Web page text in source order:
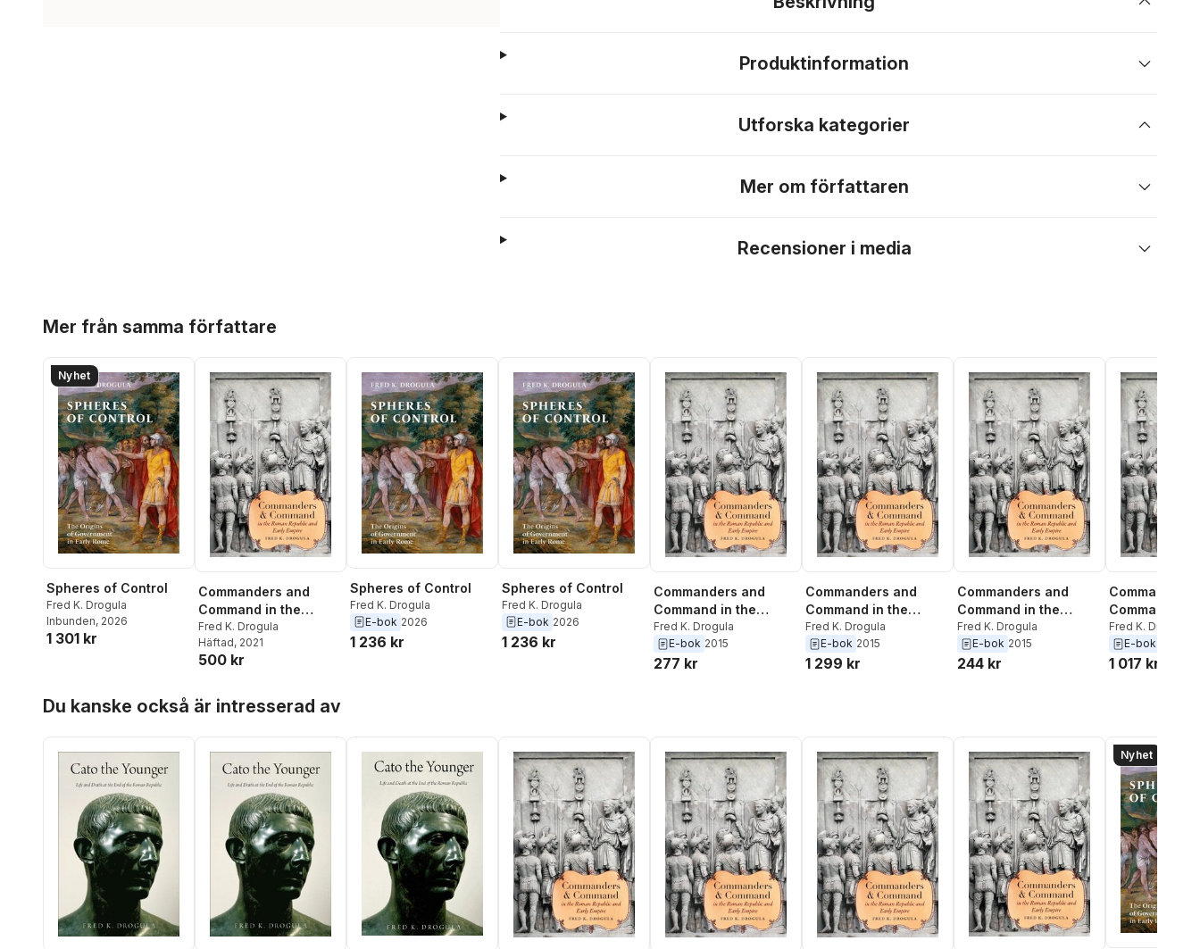
Produktinformation
Utforska kategorier
Mer om författaren
Recensioner i media
Mer från samma författare
Nyhet
Spheres of Control
Fred K. Drogula
Inbunden, 2026
1 301 kr
Commanders and
Command in the
Roman Republic and
Early Empire
Fred K. Drogula
Häftad, 2021
500 kr
Spheres of Control
Fred K. Drogula
E-bok 2026
1 236 kr
Spheres of Control
Fred K. Drogula
E-bok 2026
1 236 kr
Commanders and
Command in the
Roman Republic and
Early Empire
Fred K. Drogula
E-bok 2015
277 kr
Commanders and
Command in the
Roman Republic and
Early Empire
Fred K. Drogula
E-bok 2015
1 299 kr
Commanders and
Command in the
Roman Republic and
Early Empire
Fred K. Drogula
E-bok 2015
244 kr
Commanders
Command in
Roman
Early Empire
Fred K. Drogula
E-bok
1 017 kr
Du kanske också är intresserad av
Nyhet